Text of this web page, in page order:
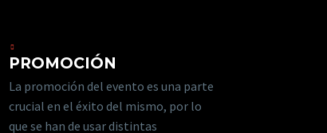
PROMOCIÓN
La promoción del evento es una parte
crucial en el éxito del mismo, por lo
que se han de usar distintas